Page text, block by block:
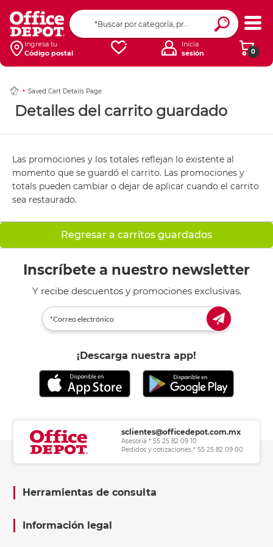
Ingresa tu
Código postal
0
Inicia
sesión
Saved Cart Details Page
Detalles del carrito guardado
Las promociones y los totales reflejan lo existente al
momento que se guardó el carrito. Las promociones y
totals pueden cambiar o dejar de aplicar cuando el carrito
sea restaurado.
Regresar a carritos guardados
Inscríbete a nuestro newsletter
Y recibe descuentos y promociones exclusivas.
¡Descarga nuestra app!
sclientes@officedepot.com.mx
Asesoría * 55 25 82 09 10
Pedidos y cotizaciones * 55 25 82 09 00
Herramientas de consulta
Información legal